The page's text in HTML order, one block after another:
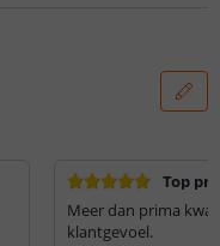
Top
Meer dan prima
klantgevoel.